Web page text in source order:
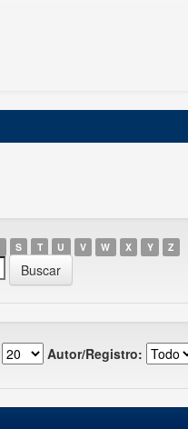
S T U V W X Y Z
Autor/Registro: